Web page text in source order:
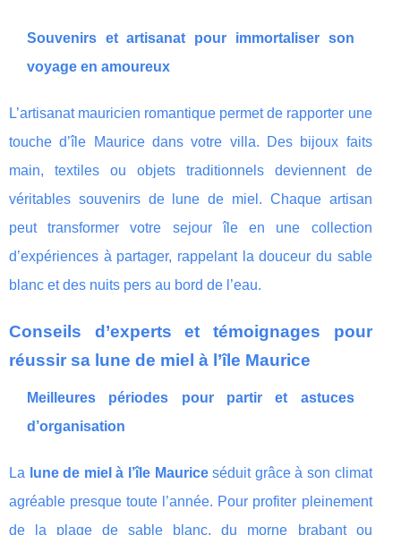
Souvenirs et artisanat pour immortaliser son
voyage en amoureux
L’artisanat mauricien romantique permet de rapporter une
touche d’île Maurice dans votre villa. Des bijoux faits
main, textiles ou objets traditionnels deviennent de
véritables souvenirs de lune de miel. Chaque artisan
peut transformer votre sejour île en une collection
d’expériences à partager, rappelant la douceur du sable
blanc et des nuits pers au bord de l’eau.
Conseils d’experts et témoignages pour
réussir sa lune de miel à l’île Maurice
Meilleures périodes pour partir et astuces
d’organisation
La lune de miel à l’île Mauriceséduit grâce à son climat
agréable presque toute l’année. Pour profiter pleinement
de la plage de sable blanc, du morne brabant ou